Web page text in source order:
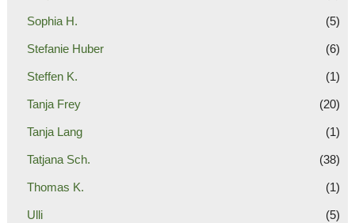
Sophia H. (5)
Stefanie Huber (6)
Steffen K. (1)
Tanja Frey (20)
Tanja Lang (1)
Tatjana Sch. (38)
Thomas K. (1)
Ulli (5)